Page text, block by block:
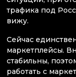
трафика под
вижу.
Сейчас
маркетплейсы.
стабильны,
работать с